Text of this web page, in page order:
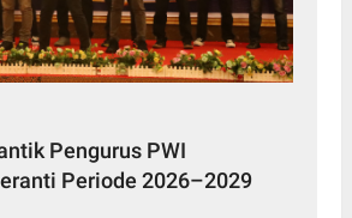
Pengurus PWI
Periode 2026–2029